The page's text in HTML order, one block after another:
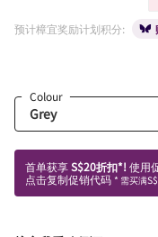
预计樟宜奖励计划积分:
Colour
首单获享S$20折扣*! 使用
点击复制促销代码 * 需买满